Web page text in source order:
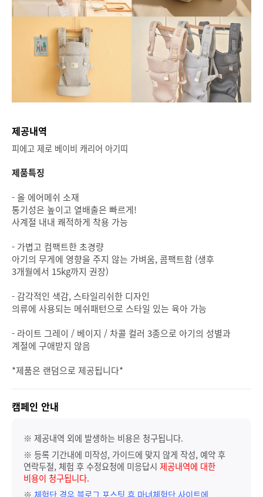
제공내역
피에고 제로 베이비 캐리어 아기띠
제품특징
- 올 에어메쉬 소재
통기성은 높이고 열배출은 빠르게!
사계절 내내 쾌적하게 착용 가능
- 가볍고 컴팩트한 초경량
아기의 무게에 영향을 주지 않는 가벼움, 콤팩트함 (생후
3개월에서 15kg까지 권장)
- 감각적인 색감, 스타일리쉬한 디자인
의류에 사용되는 메쉬패턴으로 스타일 있는 육아 가능
- 라이트 그레이 / 베이지 / 차콜 컬러 3종으로 아기의 성별과
계절에 구애받지 않음
*제품은 랜덤으로 제공됩니다*
캠페인 안내
※ 제공내역 외에 발생하는 비용은 청구됩니다.
※ 등록 기간내에 미작성, 가이드에 맞지 않게 작성, 예약 후
연락두절, 체험 후 수정요청에 미응답시 제공내역에 대한
비용이 청구됩니다.